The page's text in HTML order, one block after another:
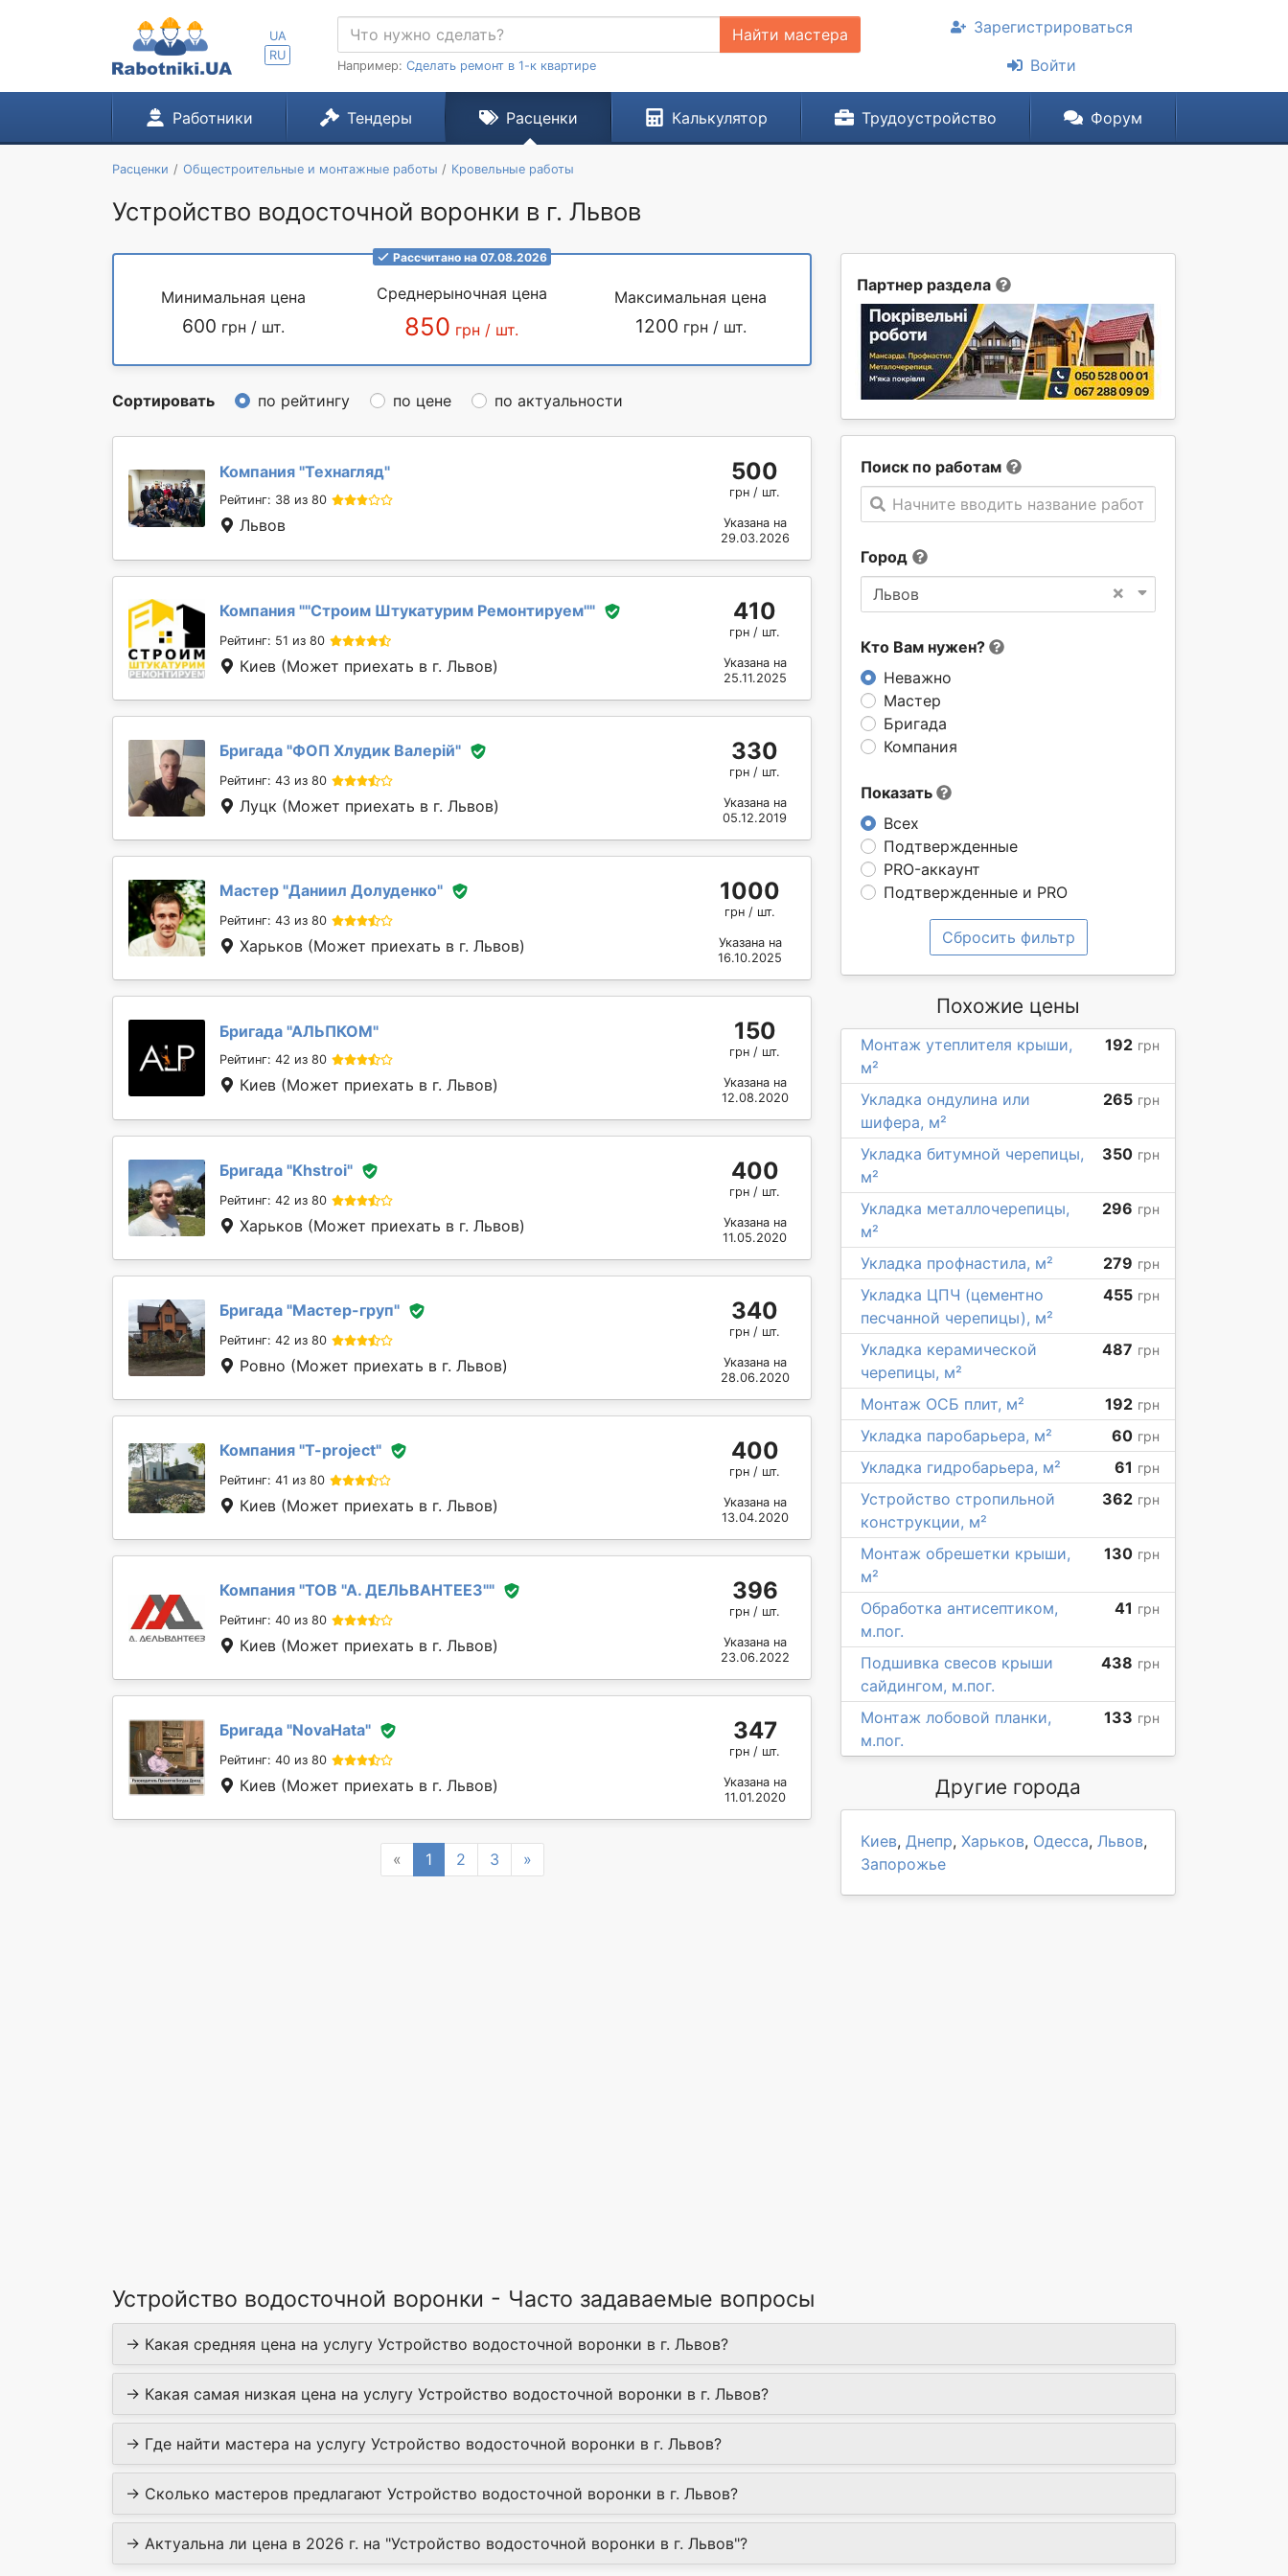
UA
RU
Найти мастера
Например: Сделать ремонт в 1-к квартире
Зарегистрироваться
Войти
Работники Тендеры Расценки Калькулятор Трудоустройство Форум
Расценки Общестроительные и монтажные работы Кровельные работы
Устройство водосточной воронки в г. Львов
Партнер раздела
Поиск по работам
Начните вводить название работы
Город
×
Львов
Кто Вам нужен?
Неважно
Мастер
Бригада
Компания
Показать
Всех
Подтвержденные
PRO-аккаунт
Подтвержденные и PRO
Сбросить фильтр
Рассчитано на 07.08.2026
Минимальная цена
600 грн / шт.
Среднерыночная цена
850 грн / шт.
Максимальная цена
1200 грн / шт.
Сортировать по рейтингу по цене по актуальности
Компания "Технагляд"
Рейтинг: 38 из 80
Львов
500
грн / шт.
Указана на
29.03.2026
Компания "''Строим Штукатурим Ремонтируем''"
Рейтинг: 51 из 80
Киев (Может приехать в г. Львов)
410
грн / шт.
Указана на
25.11.2025
Бригада "ФОП Хлудик Валерій"
Рейтинг: 43 из 80
Луцк (Может приехать в г. Львов)
330
грн / шт.
Указана на
05.12.2019
Мастер "Даниил Долуденко"
Рейтинг: 43 из 80
Харьков (Может приехать в г. Львов)
1000
грн / шт.
Указана на
16.10.2025
Бригада "АЛЬПКОМ"
Рейтинг: 42 из 80
Киев (Может приехать в г. Львов)
150
грн / шт.
Указана на
12.08.2020
Бригада "Khstroi"
Рейтинг: 42 из 80
Харьков (Может приехать в г. Львов)
400
грн / шт.
Указана на
11.05.2020
Бригада "Мастер-груп"
Рейтинг: 42 из 80
Ровно (Может приехать в г. Львов)
340
грн / шт.
Указана на
28.06.2020
Компания "T-project"
Рейтинг: 41 из 80
Киев (Может приехать в г. Львов)
400
грн / шт.
Указана на
13.04.2020
Компания "ТОВ "А. ДЕЛЬВАНТЕЕЗ""
Рейтинг: 40 из 80
Киев (Может приехать в г. Львов)
396
грн / шт.
Указана на
23.06.2022
Бригада "NovaHata"
Рейтинг: 40 из 80
Киев (Может приехать в г. Львов)
347
грн / шт.
Указана на
11.01.2020
« Previous
1 2 3 »Next
Похожие цены
Монтаж утеплителя крыши,
м²
192 грн
Укладка ондулина или
шифера, м²
265 грн
Укладка битумной черепицы,
м²
350 грн
Укладка металлочерепицы,
м²
296 грн
Укладка профнастила, м² 279 грн
Укладка ЦПЧ (цементно
песчанной черепицы), м²
455 грн
Укладка керамической
черепицы, м²
487 грн
Монтаж ОСБ плит, м² 192 грн
Укладка паробарьера, м² 60 грн
Укладка гидробарьера, м² 61 грн
Устройство стропильной
конструкции, м²
362 грн
Монтаж обрешетки крыши,
м²
130 грн
Обработка антисептиком,
м.пог.
41 грн
Подшивка свесов крыши
сайдингом, м.пог.
438 грн
Монтаж лобовой планки,
м.пог.
133 грн
Другие города
Киев, Днепр, Харьков, Одесса, Львов,
Запорожье
Устройство водосточной воронки - Часто задаваемые вопросы
→ Какая средняя цена на услугу Устройство водосточной воронки в г. Львов?
→ Какая самая низкая цена на услугу Устройство водосточной воронки в г. Львов?
→ Где найти мастера на услугу Устройство водосточной воронки в г. Львов?
→ Сколько мастеров предлагают Устройство водосточной воронки в г. Львов?
→ Актуальна ли цена в 2026 г. на "Устройство водосточной воронки в г. Львов"?